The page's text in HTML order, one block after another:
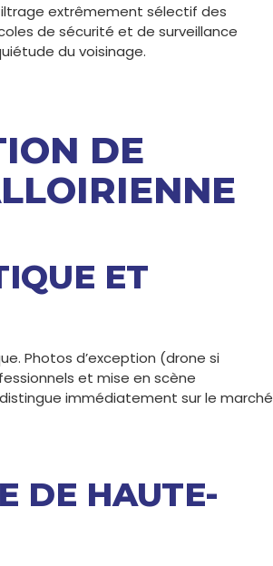
extrêmement sélectif des
de sécurité et de surveillance
du voisinage.
DE
ET
Photos d’exception (drone si
et mise en scène
immédiatement sur le marché
DE HAUTE-